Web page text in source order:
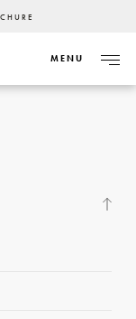
MENU